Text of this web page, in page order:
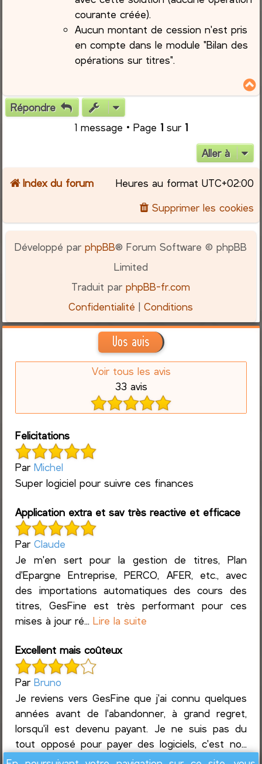
courante créée).
Aucun montant de cession n'est pris
en compte dans le module "Bilan des
opérations sur titres".
Répondre
1 message • Page 1 sur 1
Aller à
Index du forum Heures au format UTC+02:00
Supprimer les cookies
Développé parphpBB® Forum Software © phpBB
Limited
Traduit parphpBB-fr.com
Confidentialité |Conditions
Vos avis
Voir tous les avis
33 avis
Felicitations
ParMichel
Super logiciel pour suivre ces finances
Application extra et sav très reactive et efficace
ParClaude
Je m'en sert pour la gestion de titres, Plan
d'Epargne Entreprise, PERCO, AFER, etc., avec
des importations automatiques des cours des
titres, GesFine est très performant pour ces
mises à jour ré...Lire la suite
Excellent mais coûteux
ParBruno
Je reviens vers GesFine que j'ai connu quelques
années avant de l'abandonner, à grand regret,
lorsqu'il est devenu payant. Je ne suis pas du
tout opposé pour payer des logiciels, c'est no...
Lire la suite